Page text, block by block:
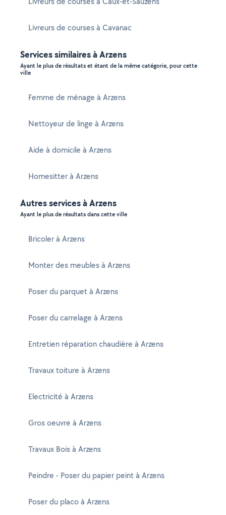
Livreurs de courses à Cavanac
Services similaires à Arzens
Ayant le plus de résultats et étant de la même catégorie, pour cette
ville
Femme de ménage à Arzens
Nettoyeur de linge à Arzens
Aide à domicile à Arzens
Homesitter à Arzens
Autres services à Arzens
Ayant le plus de résultats dans cette ville
Bricoler à Arzens
Monter des meubles à Arzens
Poser du parquet à Arzens
Poser du carrelage à Arzens
Entretien réparation chaudière à Arzens
Travaux toiture à Arzens
Electricité à Arzens
Gros oeuvre à Arzens
Travaux Bois à Arzens
Peindre - Poser du papier peint à Arzens
Poser du placo à Arzens